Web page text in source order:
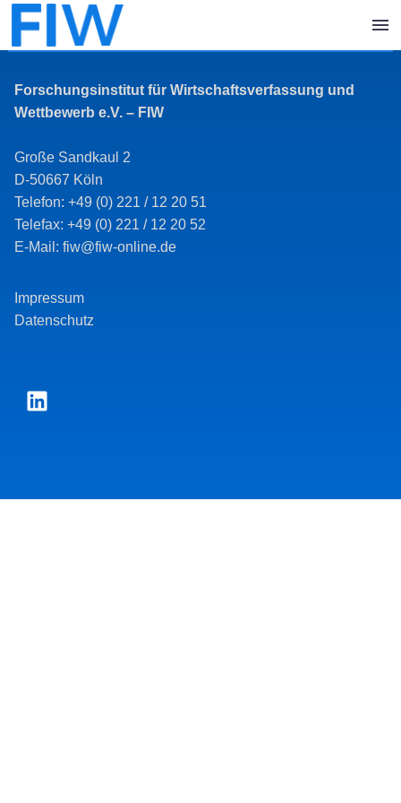
Forschungsinstitut für Wirtschaftsverfassung und
Wettbewerb e.V. – FIW
Große Sandkaul 2
D-50667 Köln
Telefon: +49 (0) 221 / 12 20 51
Telefax: +49 (0) 221 / 12 20 52
E-Mail: fiw@fiw-online.de
Impressum
Datenschutz